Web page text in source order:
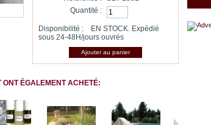
Quantité :
Disponibilité :
EN STOCK. Expédié
sous 24-48H/jours ouvrés
ONT ÉGALEMENT ACHETÉ: